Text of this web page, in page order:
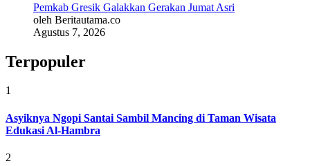
Pemkab Gresik Galakkan Gerakan Jumat Asri
oleh Beritautama.co
Agustus 7, 2026
Terpopuler
1
Asyiknya Ngopi Santai Sambil Mancing di Taman Wisata
Edukasi Al-Hambra
2